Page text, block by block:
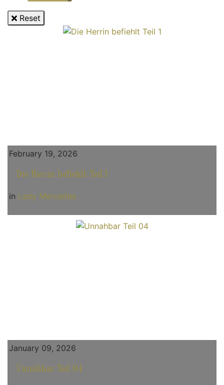
Reset
February 19, 2026
Die Herrin befiehlt Teil 1
in Lady Mercedes
January 09, 2026
Unnahbar Teil 04